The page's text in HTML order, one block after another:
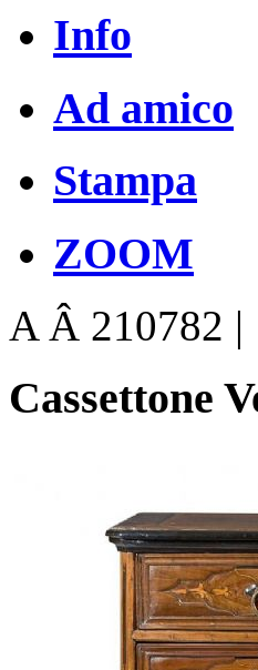
Info
Ad amico
Stampa
ZOOM
A Â 210782 |
Cassettone